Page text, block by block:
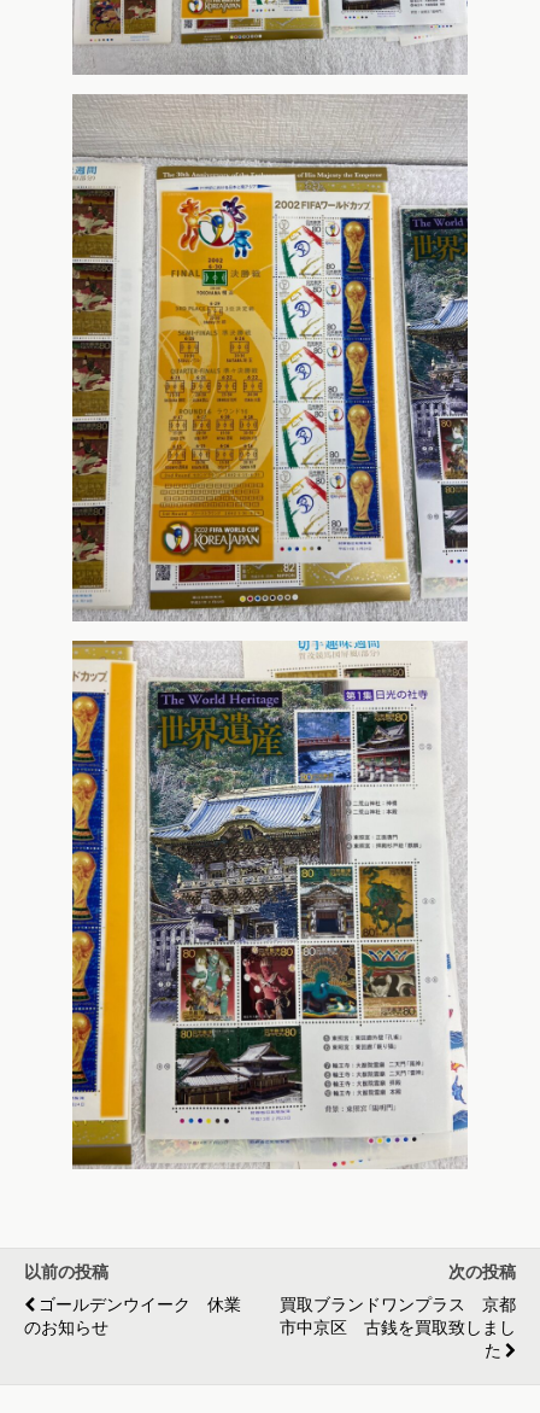
以前の投稿
ゴールデンウイーク 休業
のお知らせ
次の投稿
買取ブランドワンプラス 京都
市中京区 古銭を買取致しまし
た